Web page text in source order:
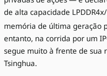
de alta capacidade
memória de última geração
entanto, na corrida por um
segue muito à frente de sua
Tsinghua.